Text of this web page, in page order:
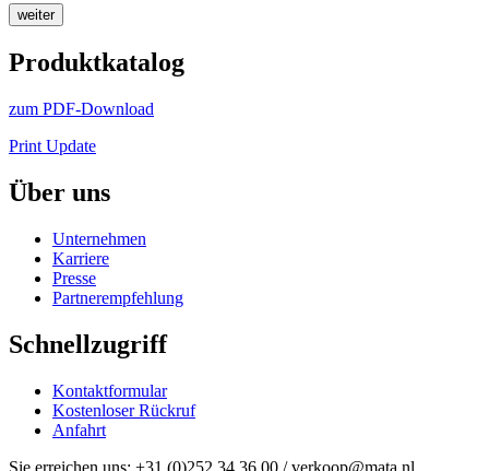
weiter
Produktkatalog
zum PDF-Download
Print Update
Über uns
Unternehmen
Karriere
Presse
Partnerempfehlung
Schnellzugriff
Kontaktformular
Kostenloser Rückruf
Anfahrt
Sie erreichen uns: +31 (0)252 34 36 00 / verkoop@mata.nl